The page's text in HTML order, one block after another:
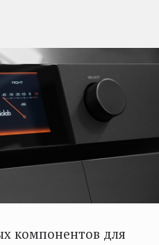
компонентов для